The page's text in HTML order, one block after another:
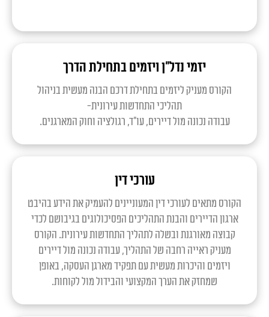
יזמי נדל"ן ויזמים בתחילת הדרך
הקורס מעניק ליזמים בתחילת דרכם הבנה מעשית בניהול
תהליכי התחדשות עירונית-
עבודה נכונה מול דיירים, עו"ד, רגולציה וחוק המארגנים.
עורכי דין
הקורס מתאים לעורכי דין המעוניינים להעמיק את הידע בהיבט
ארגון הדיירים והבנת התהליכים הפסיכולוגים בגיבושם לכדי
קבוצה מאורגנת ובשלה לתהליך התחדשות עירונית. הקורס
מעניק ראייה רחבה של התהליך, עבודה נכונה מול דיירים
ויזמים והיכרות מעשית עם תפקיד מארגן העסקה, באופן
שמחזק את הערך המקצועי והבידול מול לקוחות.